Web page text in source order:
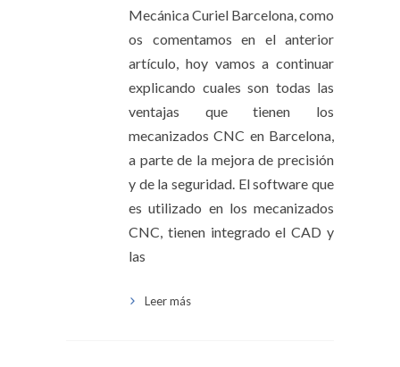
Mecánica Curiel Barcelona, como
os comentamos en el anterior
artículo, hoy vamos a continuar
explicando cuales son todas las
ventajas que tienen los
mecanizados CNC en Barcelona,
a parte de la mejora de precisión
y de la seguridad. El software que
es utilizado en los mecanizados
CNC, tienen integrado el CAD y
las
Leer más